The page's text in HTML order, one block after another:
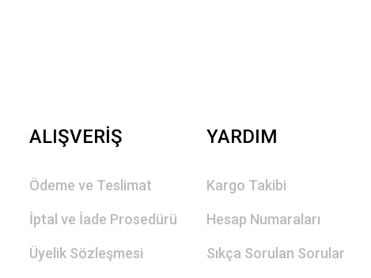
ALIŞVERİŞ
Ödeme ve Teslimat
İptal ve İade Prosedürü
Üyelik Sözleşmesi
YARDIM
Kargo Takibi
Hesap Numaraları
Sıkça Sorulan Sorular